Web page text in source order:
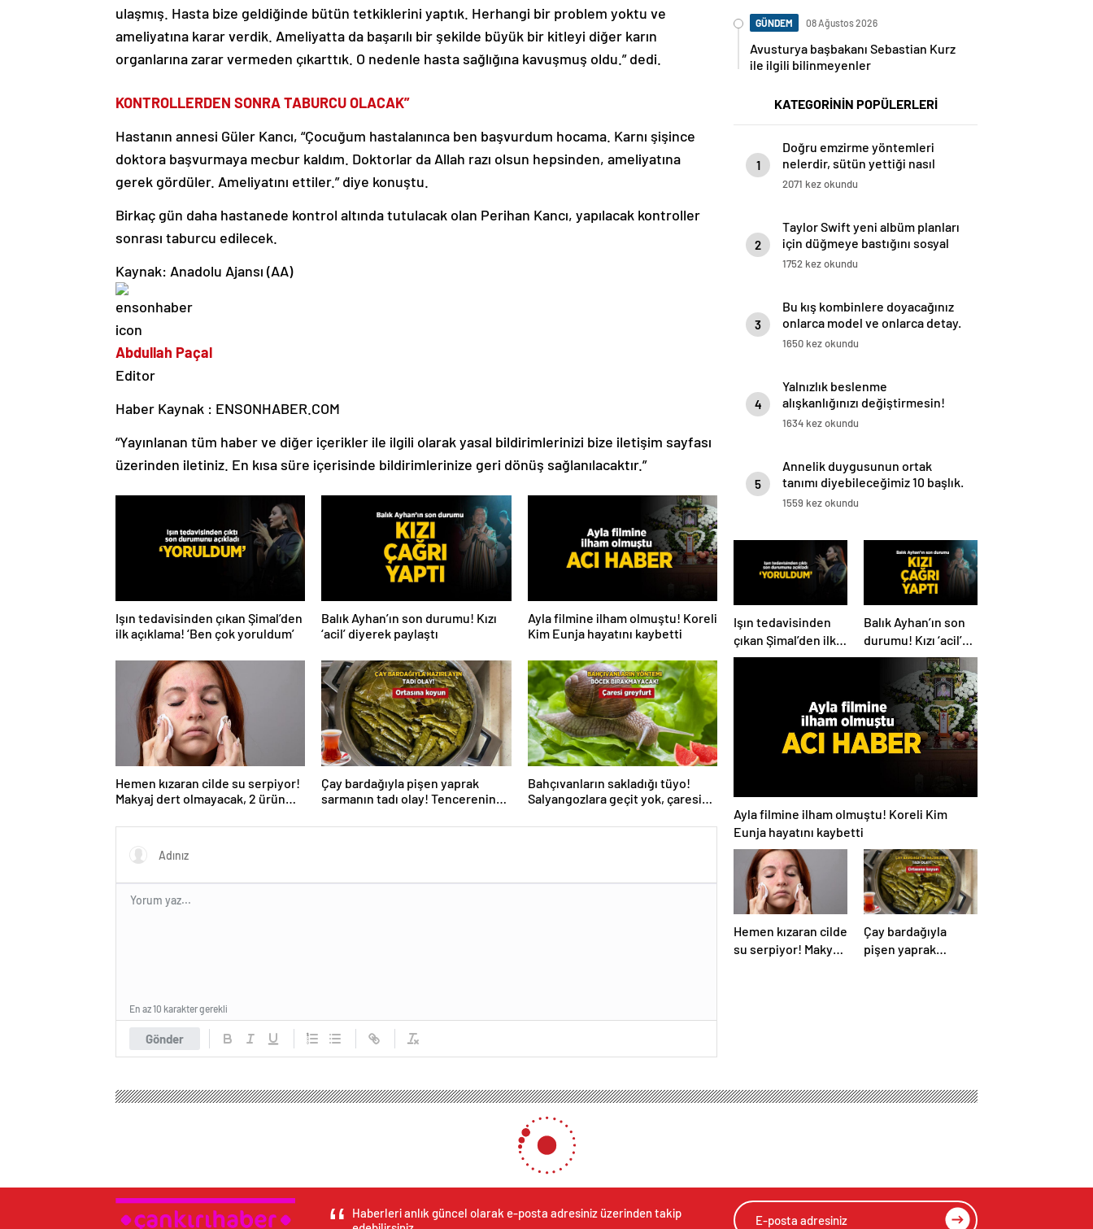
ulaşmış. Hasta bize geldiğinde bütün tetkiklerini yaptık. Herhangi bir problem yoktu ve
ameliyatına karar verdik. Ameliyatta da başarılı bir şekilde büyük bir kitleyi diğer karın
organlarına zarar vermeden çıkarttık. O nedenle hasta sağlığına kavuşmuş oldu.” dedi.
KONTROLLERDEN SONRA TABURCU OLACAK”
Hastanın annesi Güler Kancı, “Çocuğum hastalanınca ben başvurdum hocama. Karnı şişince
doktora başvurmaya mecbur kaldım. Doktorlar da Allah razı olsun hepsinden, ameliyatına
gerek gördüler. Ameliyatını ettiler.” diye konuştu.
Birkaç gün daha hastanede kontrol altında tutulacak olan Perihan Kancı, yapılacak kontroller
sonrası taburcu edilecek.
Kaynak: Anadolu Ajansı (AA)
Abdullah Paçal
Editor
Haber Kaynak : ENSONHABER.COM
“Yayınlanan tüm haber ve diğer içerikler ile ilgili olarak yasal bildirimlerinizi bize iletişim sayfası
üzerinden iletiniz. En kısa süre içerisinde bildirimlerinize geri dönüş sağlanılacaktır.”
Işın tedavisinden çıkan Şimal’den
ilk açıklama! ‘Ben çok yoruldum’
Balık Ayhan’ın son durumu! Kızı
‘acil’ diyerek paylaştı
Ayla filmine ilham olmuştu! Koreli
Kim Eunja hayatını kaybetti
Hemen kızaran cilde su serpiyor!
Makyaj dert olmayacak, 2 ürün
Çay bardağıyla pişen yaprak
sarmanın tadı olay! Tencerenin
Bahçıvanların sakladığı tüyo!
Salyangozlara geçit yok, çaresi
Gönder
En az 10 karakter gerekli
GÜNDEM 08 Ağustos 2026
Avusturya başbakanı Sebastian Kurz
ile ilgili bilinmeyenler
KATEGORİNİN POPÜLERLERİ
1
Doğru emzirme yöntemleri
nelerdir, sütün yettiği nasıl
anlaşılır?
2071 kez okundu
2
Taylor Swift yeni albüm planları
için düğmeye bastığını sosyal
medyadan duyurdu!
1752 kez okundu
3
Bu kış kombinlere doyacağınız
onlarca model ve onlarca detay.
1650 kez okundu
4
Yalnızlık beslenme
alışkanlığınızı değiştirmesin!
Duygusal yeme ile başa çıkılmalı
1634 kez okundu
5
Annelik duygusunun ortak
tanımı diyebileceğimiz 10 başlık.
1559 kez okundu
Işın tedavisinden
çıkan Şimal’den ilk
açıklama! ‘Ben çok
Balık Ayhan’ın son
durumu! Kızı ‘acil’
diyerek paylaştı
Ayla filmine ilham olmuştu! Koreli Kim
Eunja hayatını kaybetti
Hemen kızaran cilde
su serpiyor! Makyaj
Çay bardağıyla
pişen yaprak
Haberleri anlık güncel olarak e-posta adresiniz üzerinden takip